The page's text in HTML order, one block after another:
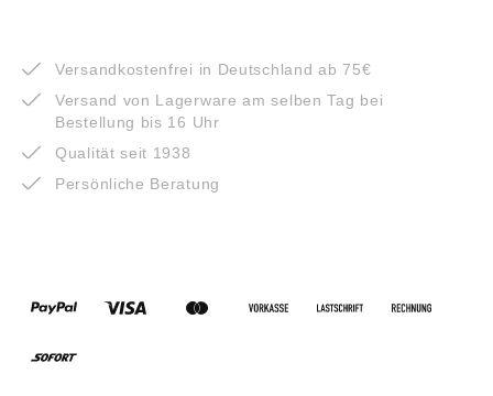
Versandkostenfrei in Deutschland ab 75€
Versand von Lagerware am selben Tag bei
Bestellung bis 16 Uhr
Qualität seit 1938
Persönliche Beratung